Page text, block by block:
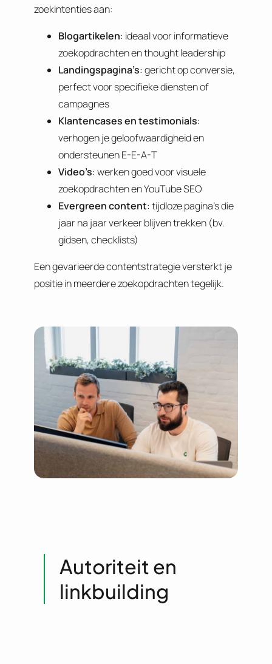
zoekintenties aan:
Blogartikelen: ideaal voor informatieve
zoekopdrachten en thought leadership
Landingspagina’s: gericht op conversie,
perfect voor specifieke diensten of
campagnes
Klantencases en testimonials:
verhogen je geloofwaardigheid en
ondersteunen E-E-A-T
Video’s: werken goed voor visuele
zoekopdrachten en YouTube SEO
Evergreen content: tijdloze pagina’s die
jaar na jaar verkeer blijven trekken (bv.
gidsen, checklists)
Een gevarieerde contentstrategie versterkt je
positie in meerdere zoekopdrachten tegelijk.
Autoriteit en
linkbuilding